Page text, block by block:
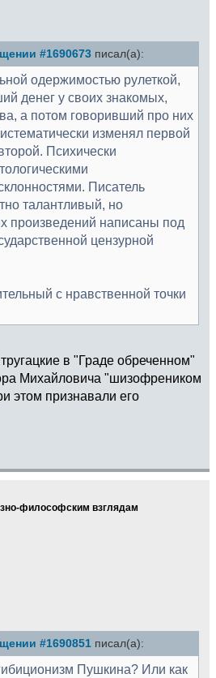
#1690673 писал(а):
одержимостью рулеткой,
денег у своих знакомых,
а потом говоривший про них
изменял первой
Психически
Писатель
талантливый, но
произведений написаны под
цензурной
с нравственной точки
в "Граде обреченном"
Михайловича "шизофреником
этом признавали его
философским взглядам
#1690851 писал(а):
Пушкина? Или как